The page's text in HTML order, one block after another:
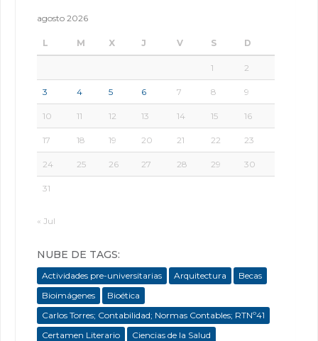
agosto 2026
L M X J V S D
1 2
3 4 5 6 7 8 9
10 11 12 13 14 15 16
17 18 19 20 21 22 23
24 25 26 27 28 29 30
31
« Jul
NUBE DE TAGS:
Actividades pre-universitarias Arquitectura
Becas
Bioimágenes
Bioética
Carlos Torres; Contabilidad; Normas Contables; RTNº41
Certamen Literario
Ciencias de la Salud